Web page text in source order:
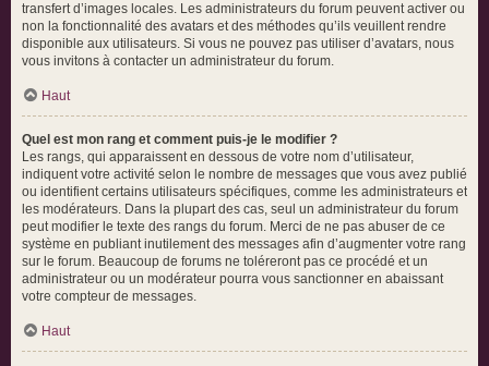
transfert d’images locales. Les administrateurs du forum peuvent activer ou
non la fonctionnalité des avatars et des méthodes qu’ils veuillent rendre
disponible aux utilisateurs. Si vous ne pouvez pas utiliser d’avatars, nous
vous invitons à contacter un administrateur du forum.
Haut
Quel est mon rang et comment puis-je le modifier ?
Les rangs, qui apparaissent en dessous de votre nom d’utilisateur,
indiquent votre activité selon le nombre de messages que vous avez publié
ou identifient certains utilisateurs spécifiques, comme les administrateurs et
les modérateurs. Dans la plupart des cas, seul un administrateur du forum
peut modifier le texte des rangs du forum. Merci de ne pas abuser de ce
système en publiant inutilement des messages afin d’augmenter votre rang
sur le forum. Beaucoup de forums ne toléreront pas ce procédé et un
administrateur ou un modérateur pourra vous sanctionner en abaissant
votre compteur de messages.
Haut